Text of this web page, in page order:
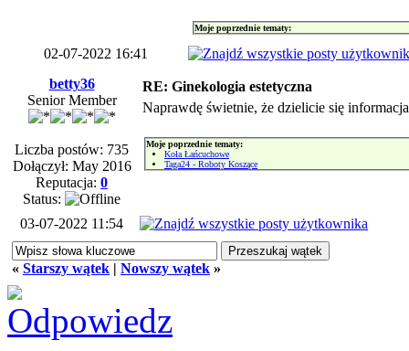
Moje poprzednie tematy:
02-07-2022 16:41
betty36
Senior Member
Liczba postów: 735
Dołączył: May 2016
Reputacja: 0
Status:
RE: Ginekologia estetyczna
Naprawdę świetnie, że dzielicie się
Moje poprzednie tematy:
Koła Łańcuchowe
Taga24 - Roboty Koszące
03-07-2022 11:54
« Starszy wątek | Nowszy wątek »